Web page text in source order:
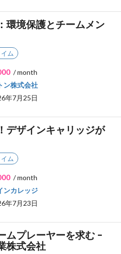
環境保護とチームメン
ム
/ month
ン株式会社
年7月25日
デザインキャリッジが
ム
/ month
ンカレッジ
年7月23日
ムプレーヤーを求む -
株式会社